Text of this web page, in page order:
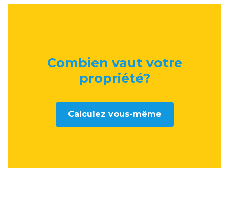
Combien vaut votre
propriété?
Calculez vous-même